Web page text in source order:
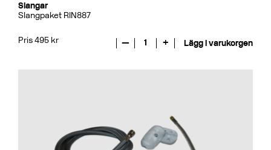
Slangar
Slangpaket RIN887
Pris 495 kr — 1 + Lägg i varukorgen